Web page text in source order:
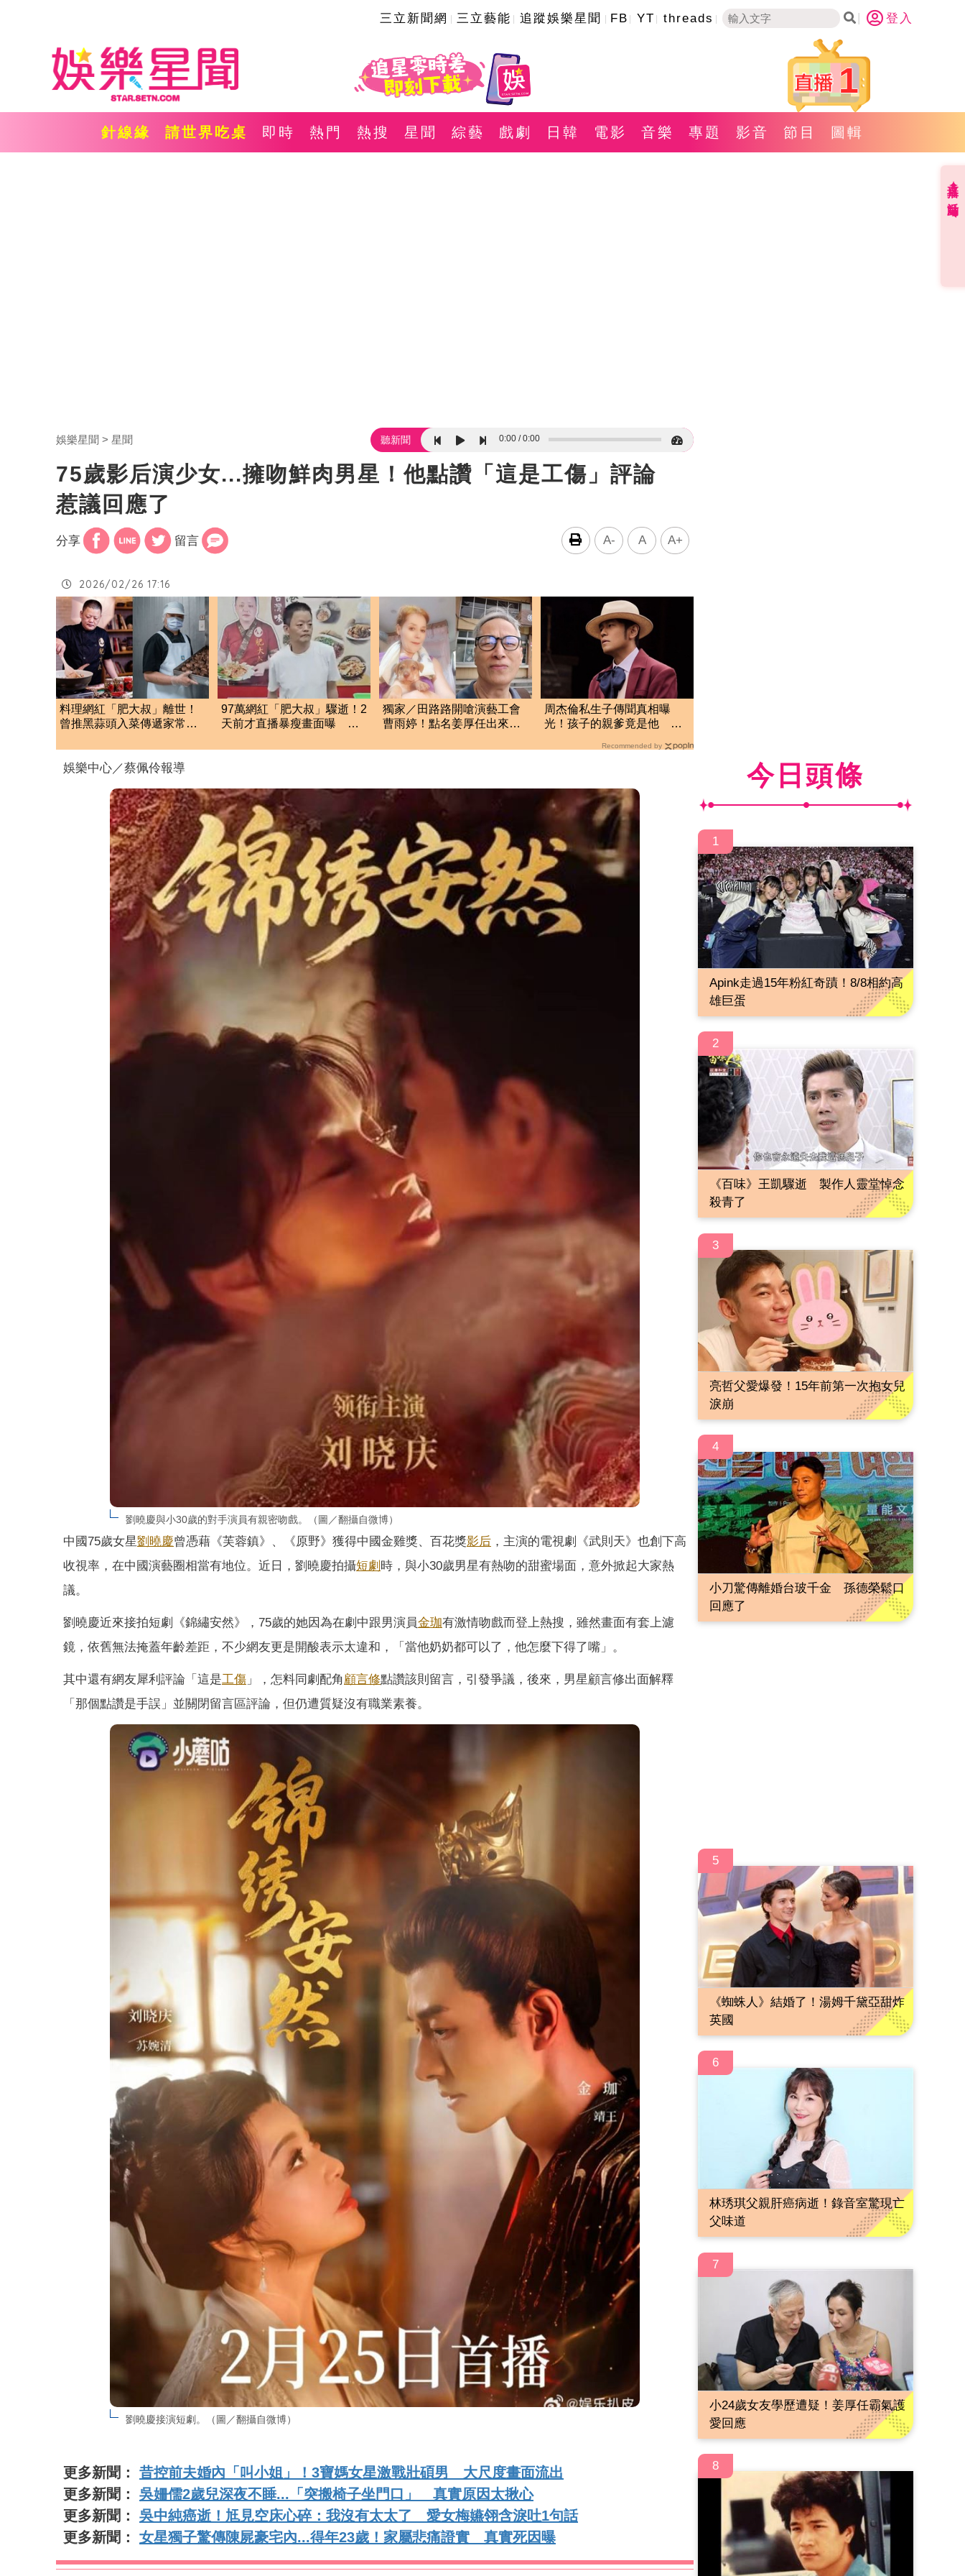
三立新聞網 三立藝能 追蹤娛樂星聞 FB YT threads 登入
1
針線緣 請世界吃桌 即時 熱門 熱搜 星聞 綜藝 戲劇 日韓 電影 音樂 專題 影音 節目 圖輯
娛樂星聞 星聞 聽新聞 0:00 0:00
75歲影后演少女...擁吻鮮肉男星！他點讚「這是工傷」評論
惹議回應了
分享 留言 A- A A+
2026/02/26 17:16
料理網紅「肥大叔」離世！
曾推黑蒜頭入菜傳遞家常
97萬網紅「肥大叔」驟逝！2
天前才直播暴瘦畫面曝 網
獨家／田路路開嗆演藝工會
曹雨婷！點名姜厚任出來
周杰倫私生子傳聞真相曝
光！孩子的親爹竟是他 劉
Recommended by
娛樂中心／蔡佩伶報導
劉曉慶與小30歲的對手演員有親密吻戲。（圖／翻攝自微博）
中國75歲女星劉曉慶曾憑藉《芙蓉鎮》、《原野》獲得中國金雞獎、百花獎影后 ，主演的電視劇《武則天》也創下高
收視率，在中國演藝圈相當有地位。近日，劉曉慶拍攝短劇 時，與小30歲男星有熱吻的甜蜜場面，意外掀起大家熱
議。
劉曉慶近來接拍短劇《錦繡安然》，75歲的她因為在劇中跟男演員金珈有激情吻戲而登上熱搜，雖然畫面有套上濾
鏡，依舊無法掩蓋年齡差距，不少網友更是開酸表示太違和，「當他奶奶都可以了，他怎麼下得了嘴」。
其中還有網友犀利評論「這是工傷 」，怎料同劇配角顧言修點讚該則留言，引發爭議，後來，男星顧言修出面解釋
「那個點讚是手誤」並關閉留言區評論，但仍遭質疑沒有職業素養。
劉曉慶接演短劇。（圖／翻攝自微博）
更多新聞： 昔控前夫婚內「叫小姐」！3寶媽女星激戰壯碩男 大尺度畫面流出
更多新聞： 吳姍儒2歲兒深夜不睡...「突搬椅子坐門口」 真實原因太揪心
更多新聞： 吳中純癌逝！尪見空床心碎：我沒有太太了 愛女梅嬿翎含淚吐1句話
更多新聞： 女星獨子驚傳陳屍豪宅內...得年23歲！家屬悲痛證實 真實死因曝
今日頭條
1
Apink走過15年粉紅奇蹟！8/8相約高
雄巨蛋
2
《百味》王凱驟逝 製作人靈堂悼念
殺青了
3
亮哲父愛爆發！15年前第一次抱女兒
淚崩
4
小刀驚傳離婚台玻千金 孫德榮鬆口
回應了
5
《蜘蛛人》結婚了！湯姆千黛亞甜炸
英國
6
林琇琪父親肝癌病逝！錄音室驚現亡
父味道
7
小24歲女友學歷遭疑！姜厚任霸氣護
愛回應
8
直播✦活動